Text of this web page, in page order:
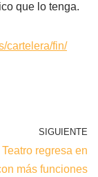
que lo tenga.
cartelera/fin/
SIGUIENTE
regresa en
más funciones